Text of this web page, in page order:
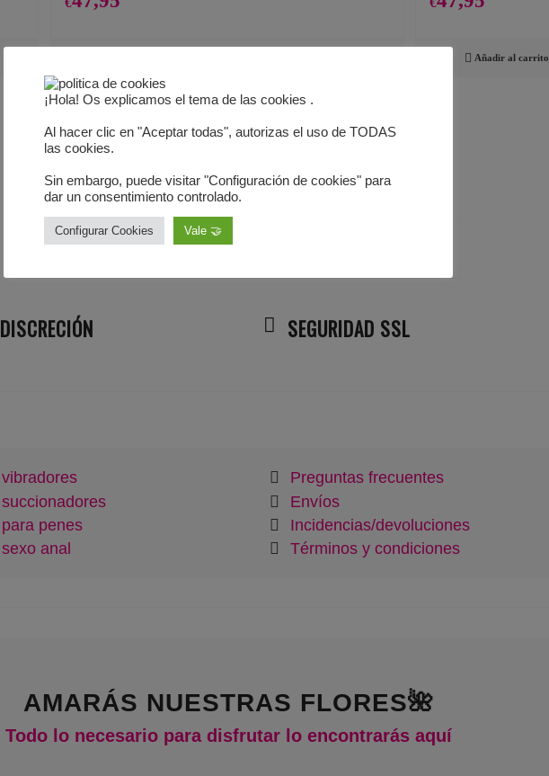
€ €
Añadir al carrito
DISCRECIÓN SEGURIDAD SSL
vibradores
succionadores
para penes
sexo anal
Preguntas frecuentes
Envíos
Incidencias/devoluciones
Términos y condiciones
AMARÁS NUESTRAS FLORES🌺
Todo lo necesario para disfrutar lo encontrarás aquí
¡Hola! Os explicamos el tema de las cookies .
Al hacer clic en "Aceptar todas", autorizas el uso de TODAS
las cookies.
Sin embargo, puede visitar "Configuración de cookies" para
dar un consentimiento controlado.
Configurar Cookies Vale 🤝